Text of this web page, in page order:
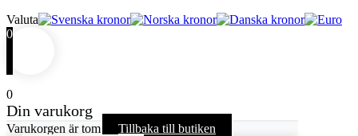
Valuta
0
0
Din varukorg
Varukorgen är tom Tillbaka till butiken